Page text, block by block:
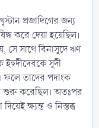
প্রজাদিগের জন্য
করে দেয়া হয়েছিল।
সে সাথে বিনাসূদে ঋণ
ইহুদীদেরকে সূদী
ফলে তাদের পদাংক
শুরু করেছিল। অতঃপর
ক্ষ্যন্ত ও নিস্তব্ধ